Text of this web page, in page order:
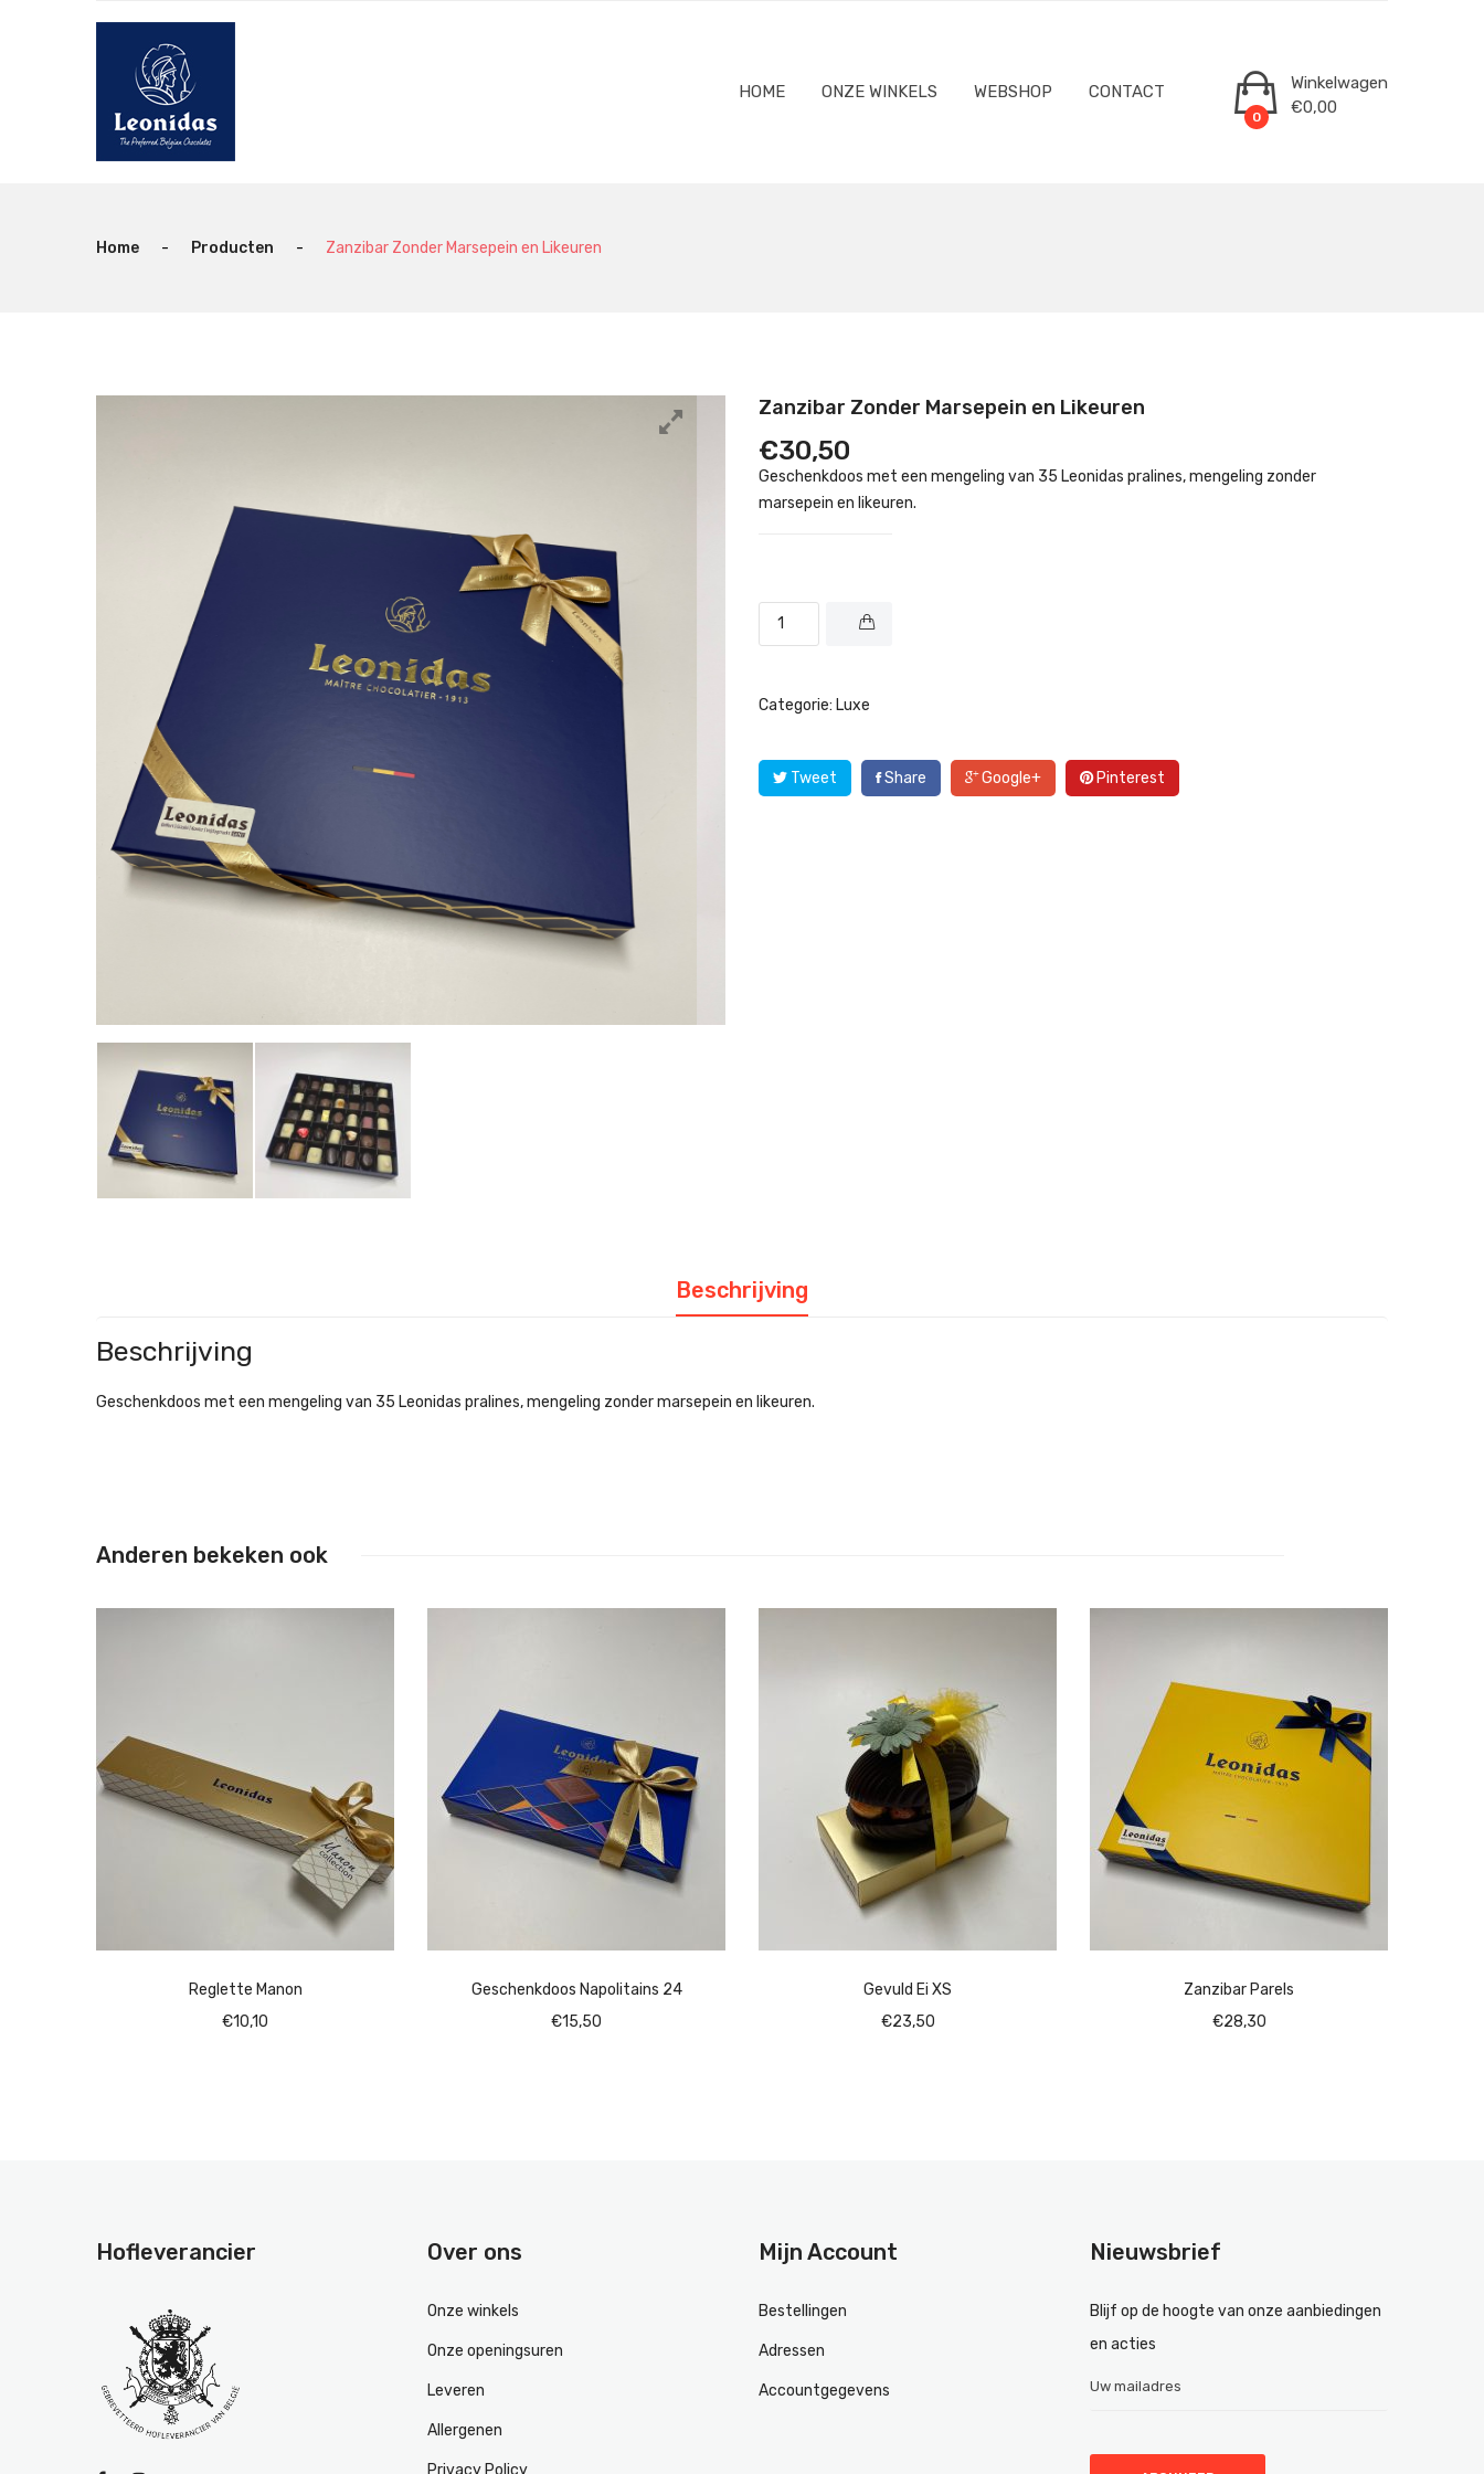
HOME ONZE WINKELS WEBSHOP CONTACT
0
Winkelwagen
€0,00
Home - Producten - Zanzibar Zonder Marsepein en Likeuren
Zanzibar Zonder Marsepein en Likeuren
€30,50
Geschenkdoos met een mengeling van 35 Leonidas pralines, mengeling zonder
marsepein en likeuren.
Categorie: Luxe
Tweet Share Google+ Pinterest
Beschrijving
Beschrijving
Geschenkdoos met een mengeling van 35 Leonidas pralines, mengeling zonder marsepein en likeuren.
Anderen bekeken ook
Reglette Manon
€10,10
Geschenkdoos Napolitains 24
€15,50
Gevuld Ei XS
€23,50
Zanzibar Parels
€28,30
Hofleverancier Over ons
Onze winkels
Onze openingsuren
Leveren
Allergenen
Privacy Policy
Mijn Account
Bestellingen
Adressen
Accountgegevens
Nieuwsbrief
Blijf op de hoogte van onze aanbiedingen
en acties